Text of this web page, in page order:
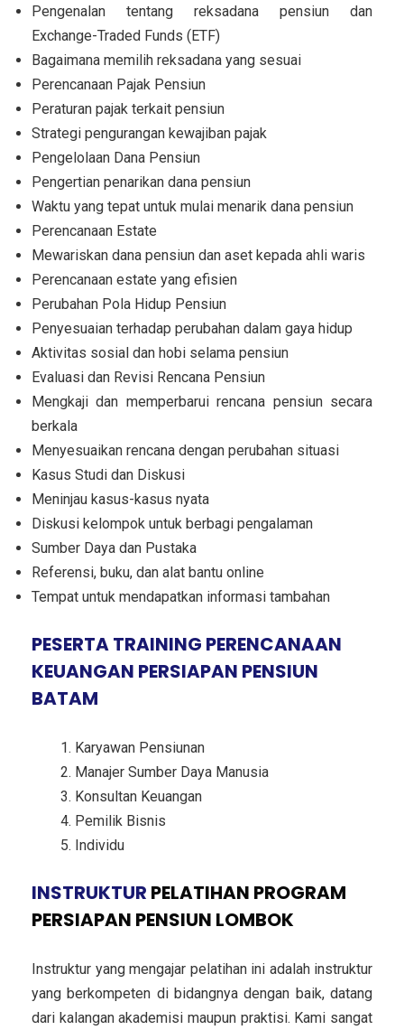
Pengenalan tentang reksadana pensiun dan
Exchange-Traded Funds (ETF)
Bagaimana memilih reksadana yang sesuai
Perencanaan Pajak Pensiun
Peraturan pajak terkait pensiun
Strategi pengurangan kewajiban pajak
Pengelolaan Dana Pensiun
Pengertian penarikan dana pensiun
Waktu yang tepat untuk mulai menarik dana pensiun
Perencanaan Estate
Mewariskan dana pensiun dan aset kepada ahli waris
Perencanaan estate yang efisien
Perubahan Pola Hidup Pensiun
Penyesuaian terhadap perubahan dalam gaya hidup
Aktivitas sosial dan hobi selama pensiun
Evaluasi dan Revisi Rencana Pensiun
Mengkaji dan memperbarui rencana pensiun secara
berkala
Menyesuaikan rencana dengan perubahan situasi
Kasus Studi dan Diskusi
Meninjau kasus-kasus nyata
Diskusi kelompok untuk berbagi pengalaman
Sumber Daya dan Pustaka
Referensi, buku, dan alat bantu online
Tempat untuk mendapatkan informasi tambahan
PESERTA TRAINING PERENCANAAN
KEUANGAN PERSIAPAN PENSIUN
BATAM
Karyawan Pensiunan
Manajer Sumber Daya Manusia
Konsultan Keuangan
Pemilik Bisnis
Individu
INSTRUKTUR PELATIHAN PROGRAM
PERSIAPAN PENSIUN LOMBOK
Instruktur yang mengajar pelatihan ini adalah instruktur
yang berkompeten di bidangnya dengan baik, datang
dari kalangan akademisi maupun praktisi. Kami sangat